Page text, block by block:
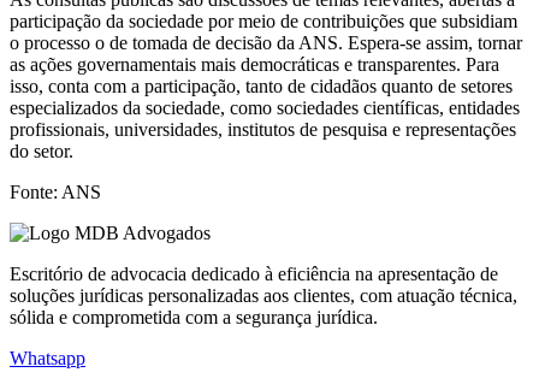
participação da sociedade por meio de contribuições que subsidiam
o processo o de tomada de decisão da ANS. Espera-se assim, tornar
as ações governamentais mais democráticas e transparentes. Para
isso, conta com a participação, tanto de cidadãos quanto de setores
especializados da sociedade, como sociedades científicas, entidades
profissionais, universidades, institutos de pesquisa e representações
do setor.
Fonte: ANS
Escritório de advocacia dedicado à eficiência na apresentação de
soluções jurídicas personalizadas aos clientes, com atuação técnica,
sólida e comprometida com a segurança jurídica.
Whatsapp